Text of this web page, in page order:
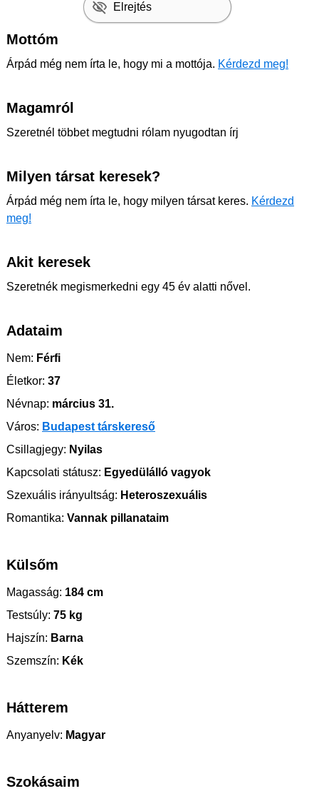
Elrejtés
Mottóm
Árpád még nem írta le, hogy mi a mottója. Kérdezd meg!
Magamról
Szeretnél többet megtudni rólam nyugodtan írj
Milyen társat keresek?
Árpád még nem írta le, hogy milyen társat keres. Kérdezd
meg!
Akit keresek
Szeretnék megismerkedni egy 45 év alatti nővel.
Adataim
Nem: Férfi
Életkor: 37
Névnap: március 31.
Város: Budapest társkereső
Csillagjegy: Nyilas
Kapcsolati státusz: Egyedülálló vagyok
Szexuális irányultság: Heteroszexuális
Romantika: Vannak pillanataim
Külsőm
Magasság: 184 cm
Testsúly: 75 kg
Hajszín: Barna
Szemszín: Kék
Hátterem
Anyanyelv: Magyar
Szokásaim